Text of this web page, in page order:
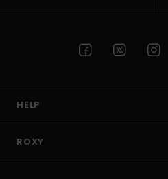
HELP
ROXY